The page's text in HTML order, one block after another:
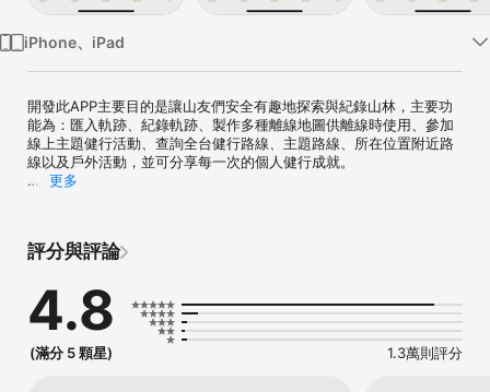
iPhone、iPad
開發此APP主要目的是讓山友們安全有趣地探索與紀錄山林，主要功
能為：匯入軌跡、紀錄軌跡、製作多種離線地圖供離線時使用、參加
線上主題健行活動、查詢全台健行路線、主題路線、所在位置附近路
線以及戶外活動，並可分享每一次的個人健行成就。
站GPX軌跡資料庫上傳之軌跡、或由其它地方開啟之GPX、或者由健
隨時轉換五種地圖以對應航跡，非常方便！
紀錄軌跡
可以紀錄個人登山健行軌跡、標註打卡點與沿途拍照及分享自己的登
更多
評分與評論
4.8
(滿分 5 顆星) 1.3萬則評分